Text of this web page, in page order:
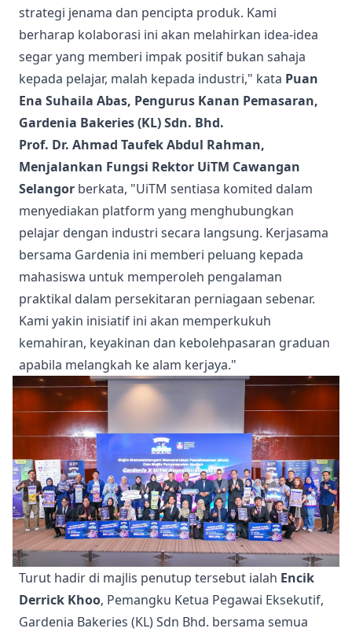
strategi jenama dan pencipta produk. Kami
berharap kolaborasi ini akan melahirkan idea-idea
segar yang memberi impak positif bukan sahaja
kepada pelajar, malah kepada industri," kata Puan
Ena Suhaila Abas, Pengurus Kanan Pemasaran,
Gardenia Bakeries (KL) Sdn. Bhd.
Prof. Dr. Ahmad Taufek Abdul Rahman,
Menjalankan Fungsi Rektor UiTM Cawangan
Selangor berkata, "UiTM sentiasa komited dalam
menyediakan platform yang menghubungkan
pelajar dengan industri secara langsung. Kerjasama
bersama Gardenia ini memberi peluang kepada
mahasiswa untuk memperoleh pengalaman
praktikal dalam persekitaran perniagaan sebenar.
Kami yakin inisiatif ini akan memperkukuh
kemahiran, keyakinan dan kebolehpasaran graduan
apabila melangkah ke alam kerjaya."
Turut hadir di majlis penutup tersebut ialah Encik
Derrick Khoo, Pemangku Ketua Pegawai Eksekutif,
Gardenia Bakeries (KL) Sdn Bhd. bersama semua